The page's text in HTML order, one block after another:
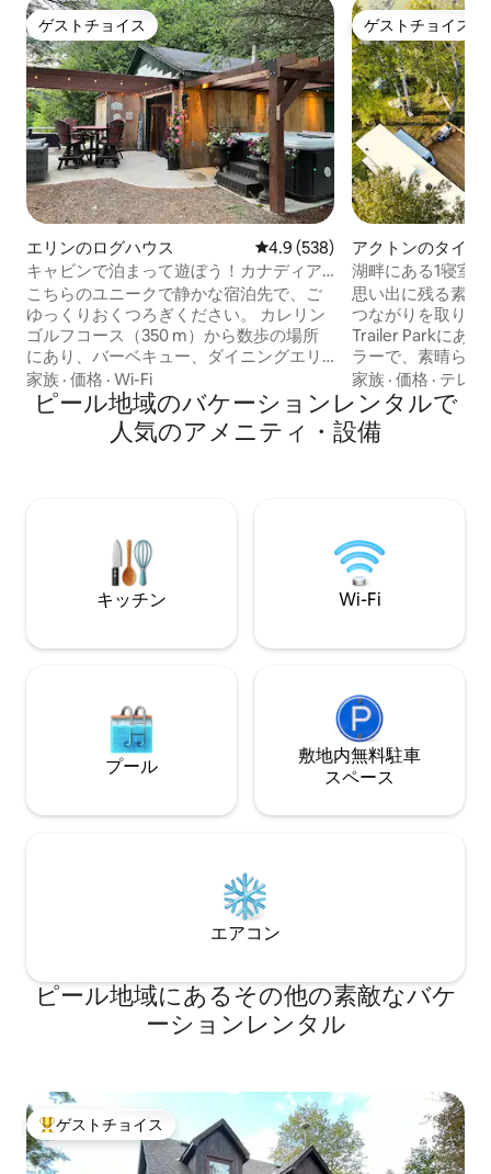
ゲストチョイス
ゲストチョイス
エリンのログハウス レビュー538件、5つ星中4.9つ
4.9 (538)
キャビンで泊まって遊ぼう！カナディア
ン・オープンまで10分！
こちらのユニークで静かな宿泊先で、ご
ゆっくりおくつろぎください。 カレリン
ゴルフコース（350 m）から数歩の場所
にあり、バーベキュー、ダイニングエリ
ア付きパティオ、専用のホットタブ、広
大な手入れの行き届いたトレイル、たく
さんのゲーム、ビリヤードテーブル、フ
ァイヤーピット、快適なクイーンベッ
問い合わせください（有料）。絵のよう
に美しいエリンの町から2 kmまたは5分で
す。 レストラン、ショップ、そしてやる
ことがたくさん！
家族 · 価格 · Wi-Fi
ゲストチョイス
ゲストチョイス
アクトンのタイニ
湖畔にある1寝室
思い出に残る素敵
つながりを取り戻
Trailer Parkにあ
ラーで、素晴らし
ださい。この静か
クは、15エーカー
アリーレイク（ア
セスを備えていま
たい方、湖で釣り
画やキャンプファ
たい方に最適です
家族 ·価格 · テレビ
ピール地域のバケーションレンタルで
人気のアメニティ・設備
キッチン Wi-Fi
プール
敷地内無料駐⁠車
ス⁠ペ⁠ー⁠ス
エアコン
ピール地域にあるその他の素敵なバケ
ーションレンタル
大好評のゲストチョイスです。
ゲストチョイス